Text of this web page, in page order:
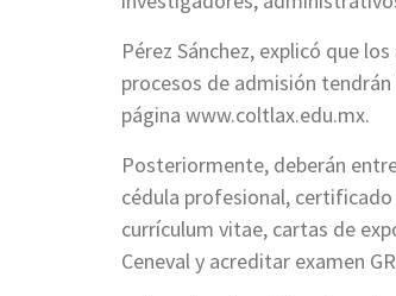
Pérez Sánchez, explicó que
procesos de admisión
página www.coltlax.edu.mx.
Posteriormente, deberán
cédula profesional,
currículum vitae, cartas de
Ceneval y acreditar examen